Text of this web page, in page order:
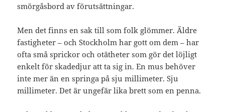
smörgåsbord av förutsättningar.
Men det finns en sak till som folk glömmer. Äldre
fastigheter – och Stockholm har gott om dem – har
ofta små sprickor och otätheter som gör det löjligt
enkelt för skadedjur att ta sig in. En mus behöver
inte mer än en springa på sju millimeter. Sju
millimeter. Det är ungefär lika brett som en penna.